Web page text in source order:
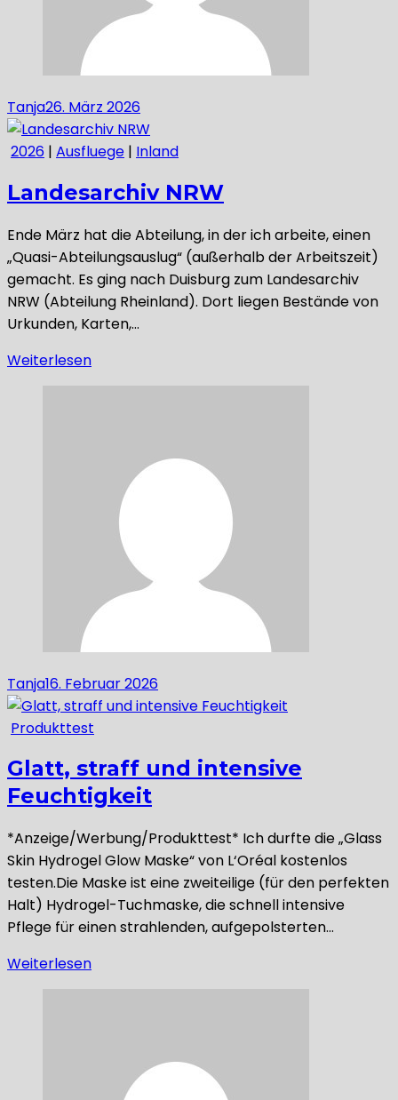
Tanja26. März 2026
2026 | Ausfluege | Inland
Landesarchiv NRW
Ende März hat die Abteilung, in der ich arbeite, einen
„Quasi-Abteilungsauslug“ (außerhalb der Arbeitszeit)
gemacht. Es ging nach Duisburg zum Landesarchiv
NRW (Abteilung Rheinland). Dort liegen Bestände von
Urkunden, Karten,…
Weiterlesen
Tanja16. Februar 2026
Produkttest
Glatt, straff und intensive
Feuchtigkeit
*Anzeige/Werbung/Produkttest* Ich durfte die „Glass
Skin Hydrogel Glow Maske“ von L‘Oréal kostenlos
testen.Die Maske ist eine zweiteilige (für den perfekten
Halt) Hydrogel-Tuchmaske, die schnell intensive
Pflege für einen strahlenden, aufgepolsterten…
Weiterlesen